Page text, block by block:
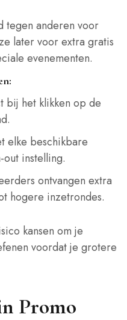
tegen anderen voor
later voor extra gratis
evenementen.
bij het klikken op de
elke beschikbare
instelling.
ontvangen extra
hogere inzetrondes.
kansen om je
voordat je grotere
Promo